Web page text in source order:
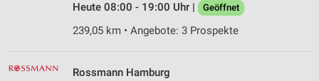
Heute 08:00 - 19:00 Uhr |
Geöffnet
239,05 km • Angebote: 3 Prospekte
Rossmann Hamburg